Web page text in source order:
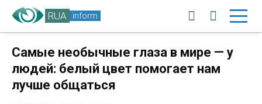
RUA inform
Самые необычные глаза в мире — у
людей: белый цвет помогает нам
лучше общаться